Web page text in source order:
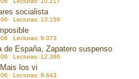
socialista
Lecturas: 13.156
Lecturas: 9.073
de España, Zapatero suspenso
Lecturas: 12.386
los vi
Lecturas: 9.643